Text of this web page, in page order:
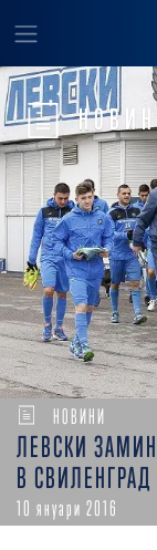
НОВИНИ
ЛЕВСКИ
В
10 януари 2016